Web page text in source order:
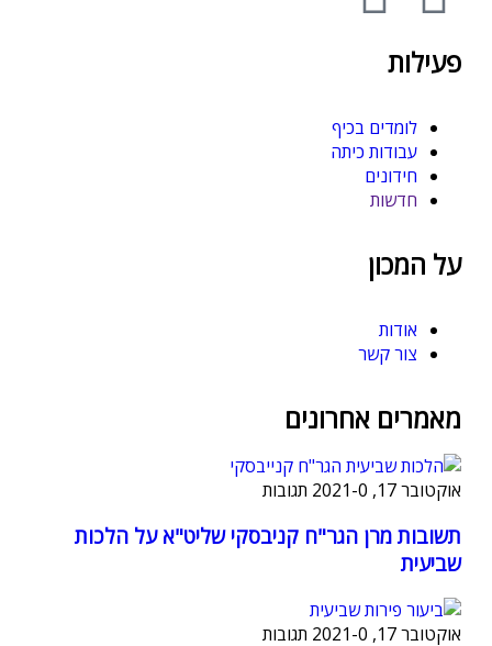
פעילות
לומדים בכיף
עבודות כיתה
חידונים
חדשות
על המכון
אודות
צור קשר
מאמרים אחרונים
אוקטובר 17, 2021 -0 תגובות
תשובות מרן הגר"ח קניבסקי שליט"א על הלכות
שביעית
אוקטובר 17, 2021 -0 תגובות